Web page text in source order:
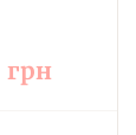
грн